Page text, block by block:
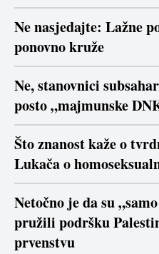
Ne nasjedajte: Lažne
ponovno kruže
Ne, stanovnici
posto „majmunske
Što znanost kaže o
Lukača o
Netočno je da su
pružili podršku
prvenstvu